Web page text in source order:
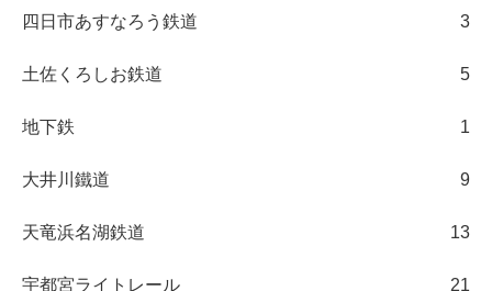
四日市あすなろう鉄道 3
土佐くろしお鉄道 5
地下鉄 1
大井川鐵道 9
天竜浜名湖鉄道 13
宇都宮ライトレール 21